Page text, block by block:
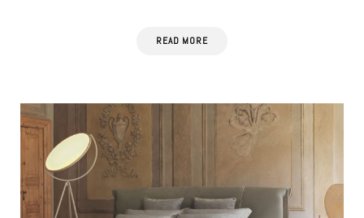
READ MORE